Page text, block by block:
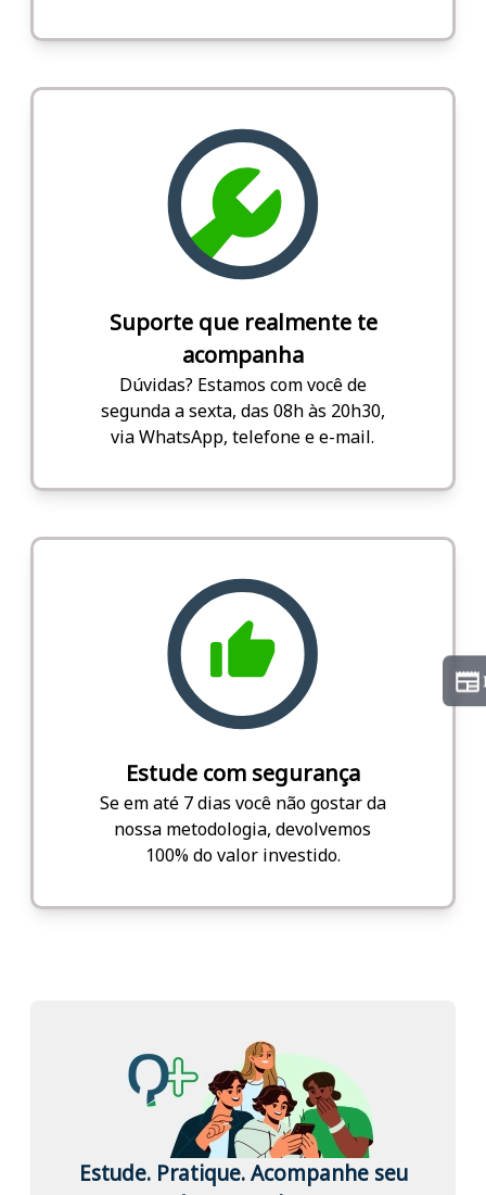
Suporte que realmente te
acompanha
Dúvidas? Estamos com você de
segunda a sexta, das 08h às 20h30,
via WhatsApp, telefone e e-mail.
Estude com segurança
Se em até 7 dias você não gostar da
nossa metodologia, devolvemos
100% do valor investido.
Estude. Pratique. Acompanhe seu